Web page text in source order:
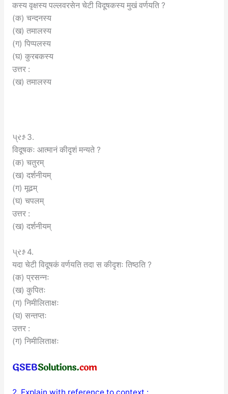
कस्य वृक्षस्य पल्लवरसेन चेटी विदूषकस्य मुखं वर्णयति ?
(क) चन्दनस्य
(ख) तमालस्य
(ग) पिप्पलस्य
(घ) कुरबकस्य
उत्तर :
(ख) तमालस्य
પ્રશ્ન 3.
विदूषकः आत्मानं कीदृशं मन्यते ?
(क) चतुरम्
(ख) दर्शनीयम्
(ग) मूढम्
(घ) चपलम्
उत्तर :
(ख) दर्शनीयम्
પ્રશ્ન 4.
यदा चेटी विदूषकं वर्णयति तदा स कीदृशः तिष्ठति ?
(क) प्रसन्नः
(ख) कुपितः
(ग) निमीलिताक्षः
(घ) सन्तप्तः
उत्तर :
(ग) निमीलिताक्षः
2. Explain with reference to context :